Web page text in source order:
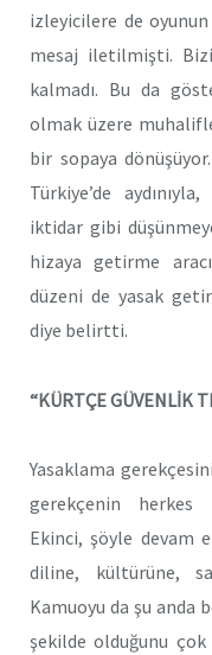
izleyicilere de oyunun
mesaj iletilmişti.
kalmadı. Bu da
olmak üzere
bir sopaya
Türkiye’de
iktidar gibi
hizaya getirme
düzeni de yasak
diye belirtti.
“KÜRTÇE GÜVENLİK
Yasaklama
gerekçenin herkes
Ekinci, şöyle devam
diline, kültürüne,
Kamuoyu da şu anda
şekilde olduğunu